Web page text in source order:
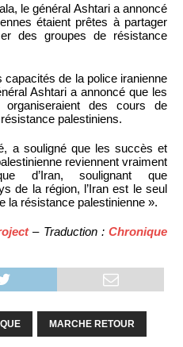
le général Ashtari a annoncé
étaient prêtes à partager
des groupes de résistance
de la police iranienne
Ashtari a annoncé que les
des cours de
palestiniens.
a souligné que les succès et
reviennent vraiment
d’Iran, soulignant que
de la région, l’Iran est le seul
la résistance palestinienne ».
– Traduction :Chronique
MARCHE RETOUR